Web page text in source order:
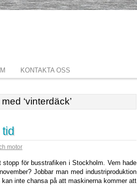
KONTAKTA OSS
‘vinterdäck’
motor
för busstrafiken i Stockholm. Vem hade
Jobbar man med industriproduktion
inte chansa på att maskinerna kommer att